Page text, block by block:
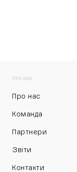
Хто ми
Про нас
Команда
Партнери
Звіти
Контакти